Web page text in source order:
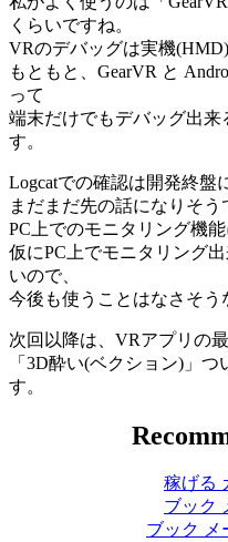
くらいですね。
VRのデバッグは実機
もともと、GearVR と
って
端末だけでもデバッグ出来
す。
Logcatでの確認は開発終盤
まだまだ先の話になりそう
PC上でのモニタリング機
仮にPC上でモニタリング
いので、
今後も使うことはなさそう
次回以降は、VRアプリの
「3D酔い(ベクション)」
す。
稼げる
ブック
ブック メ